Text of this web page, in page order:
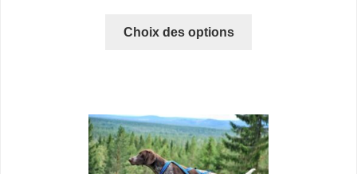
Choix des options